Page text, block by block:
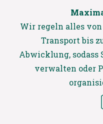
Wir regeln alles
Transport bis
Abwicklung, sodass
verwalten oder